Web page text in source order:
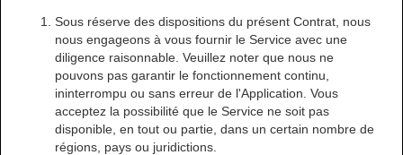
Sous réserve des dispositions du présent Contrat, nous
nous engageons à vous fournir le Service avec une
diligence raisonnable. Veuillez noter que nous ne
pouvons pas garantir le fonctionnement continu,
ininterrompu ou sans erreur de l'Application. Vous
acceptez la possibilité que le Service ne soit pas
disponible, en tout ou partie, dans un certain nombre de
régions, pays ou juridictions.